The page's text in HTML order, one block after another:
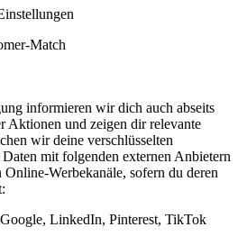
Match
informieren wir dich auch abseits
Aktionen und zeigen dir relevante
wir deine verschlüsselten
Daten mit folgenden externen Anbietern
Online-Werbekanäle, sofern du deren
LinkedIn, Pinterest, TikTok